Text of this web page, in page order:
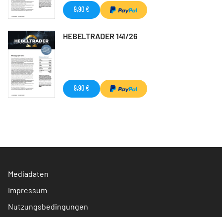
9,90 €
HEBELTRADER 141/26
9,90 €
Mediadaten
Impressum
Nutzungsbedingungen